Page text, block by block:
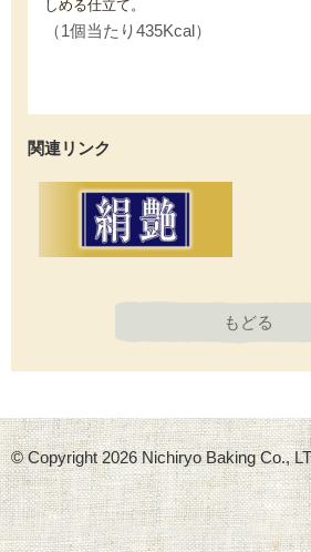
しめる仕立て。
（1個当たり435Kcal）
関連リンク
もどる
© Copyright2026 Nichiryo Baking Co.,